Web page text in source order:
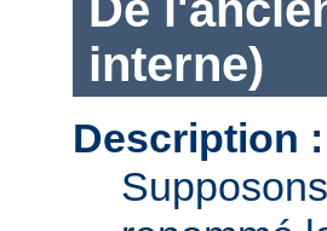
interne)
Description :